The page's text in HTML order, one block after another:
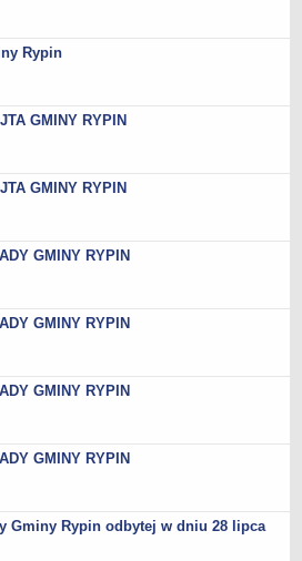
REGON
gminy
magazynowo - warsztatowa
stanowiska urzędnicze
wolne stanowiska urzędnicze
wymagania formalne w naborach na
urzędnicze
Rypin
GMINY RYPIN
GMINY RYPIN
GMINY RYPIN
GMINY RYPIN
GMINY RYPIN
GMINY RYPIN
Gminy Rypin odbytej w dniu 28 lipca